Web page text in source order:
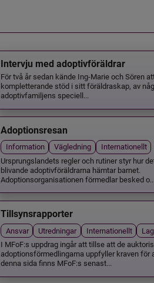
Intervju med adoptivföräldrar
För två år sedan kände Ing-Marie och Sören
kompletterande stöd i sitt föräldraskap, av
adoptivfamiljens speciell...
Adoptionsresan
Information Vägledning
Internationellt
Ursprungslandets regler och rutiner styr hur
blivande adoptivföräldrarna hämtar barnet.
Adoptionsorganisationen förmedlar besked o...
Tillsynsrapporter
Ansvar Utredningar Internationellt
I MFoF:s uppdrag ingår att tillse att de
adoptionsförmedlingarna uppfyller kraven för
denna sida finns MFoF:s senast...